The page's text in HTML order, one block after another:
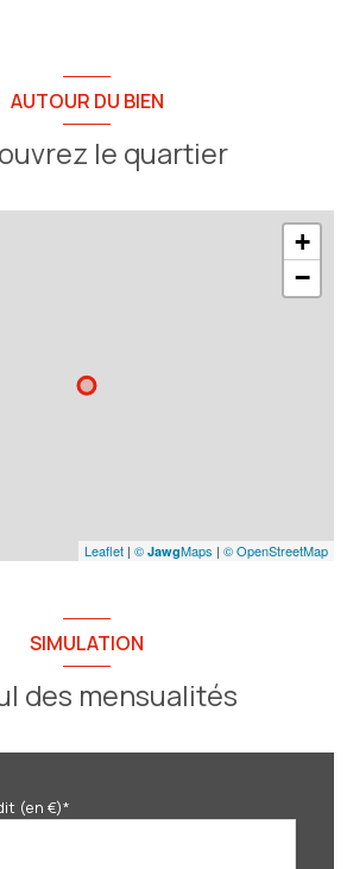
AUTOUR DU BIEN
le quartier
+
−
Leaflet | © JawgMaps | © OpenStreetMap
SIMULATION
des mensualités
(en €)*